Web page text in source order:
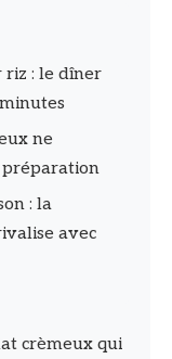
riz : le dîner
ne
préparation
: la
avec
crèmeux qui